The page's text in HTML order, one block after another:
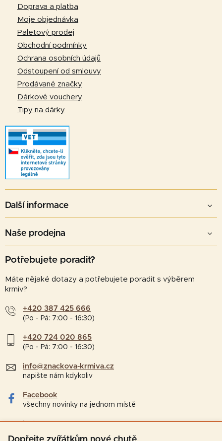
Doprava a platba
Moje objednávka
Paletový prodej
Obchodní podmínky
Ochrana osobních údajů
Odstoupení od smlouvy
Prodávané značky
Dárkové vouchery
Tipy na dárky
Další informace
Naše prodejna
Potřebujete poradit?
Máte nějaké dotazy a potřebujete poradit s výběrem
krmiv?
+420 387 425 666
(Po - Pá: 7:00 - 16:30)
+420 724 020 865
(Po - Pá: 7:00 - 16:30)
info@znackova-krmiva.cz
napište nám kdykoliv
Facebook
všechny novinky na jednom místě
Instagram
tipy a zajímavosti pro chovatele